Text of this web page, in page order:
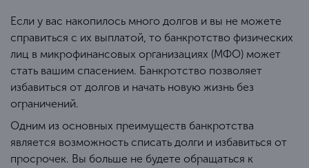
Если у вас накопилось много долгов и вы не можете
справиться с их выплатой, то банкротство физических
лиц в микрофинансовых организациях (МФО) может
стать вашим спасением. Банкротство позволяет
избавиться от долгов и начать новую жизнь без
ограничений.
Одним из основных преимуществ банкротства
является возможность списать долги и избавиться от
просрочек. Вы больше не будете обращаться к